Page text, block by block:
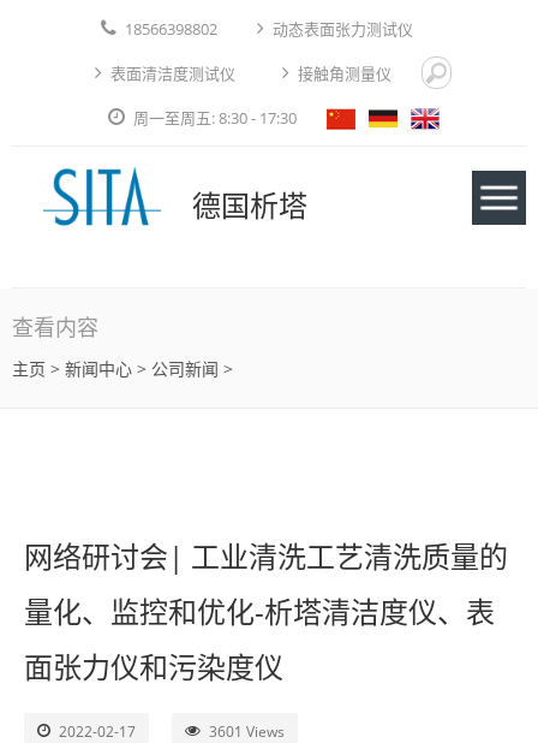
18566398802 动态表面张力测试仪
表面清洁度测试仪 接触角测量仪
周一至周五: 8:30 - 17:30
德国析塔
仪器
应用实例
了解SITA
查看内容
主页 > 新闻中心 > 公司新闻 >
网络研讨会| 工业清洗工艺清洗质量的
量化、监控和优化-析塔清洁度仪、表
面张力仪和污染度仪
2022-02-17 3601 Views